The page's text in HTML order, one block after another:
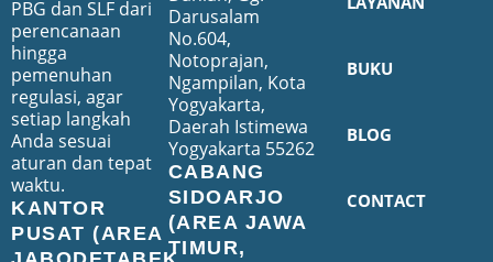
PBG dan SLF dari
perencanaan
hingga
pemenuhan
regulasi, agar
setiap langkah
Anda sesuai
aturan dan tepat
waktu.
KANTOR
PUSAT (AREA
Darusalam
No.604,
Notoprajan,
Ngampilan, Kota
Yogyakarta,
Daerah Istimewa
Yogyakarta 55262
CABANG
SIDOARJO
(AREA JAWA
TIMUR,
BUKU
BLOG
CONTACT